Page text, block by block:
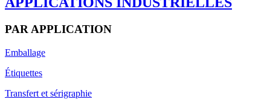
PAR APPLICATION
Emballage
Étiquettes
Transfert et sérigraphie